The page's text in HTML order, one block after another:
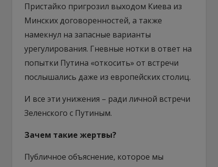
Пристайко пригрозил выходом Киева из
Минских договоренностей, а также
намекнул на запасные варианты
урегулирования. Гневные нотки в ответ на
попытки Путина «откосить» от встречи
послышались даже из европейских столиц.
И все эти унижения – ради личной встречи
Зеленского с Путиным.
Зачем такие жертвы?
Публичное объяснение, которое мы